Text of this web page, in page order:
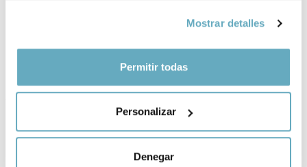
Si lo permite, también quisiéramos:
geográfica que puede tener una precisión de varios
Identificar su dispositivo analizándolo activamente
Mostrar detalles
Permitir todas
Personalizar
Denegar
About Mari Ros Rosado Martínez, Juanma
Aznárez Rosado, Sergio Aznárez Rosado
The three authors (two brothers and their mother)
live in Cuenca. María del Rosario Rosado is who,